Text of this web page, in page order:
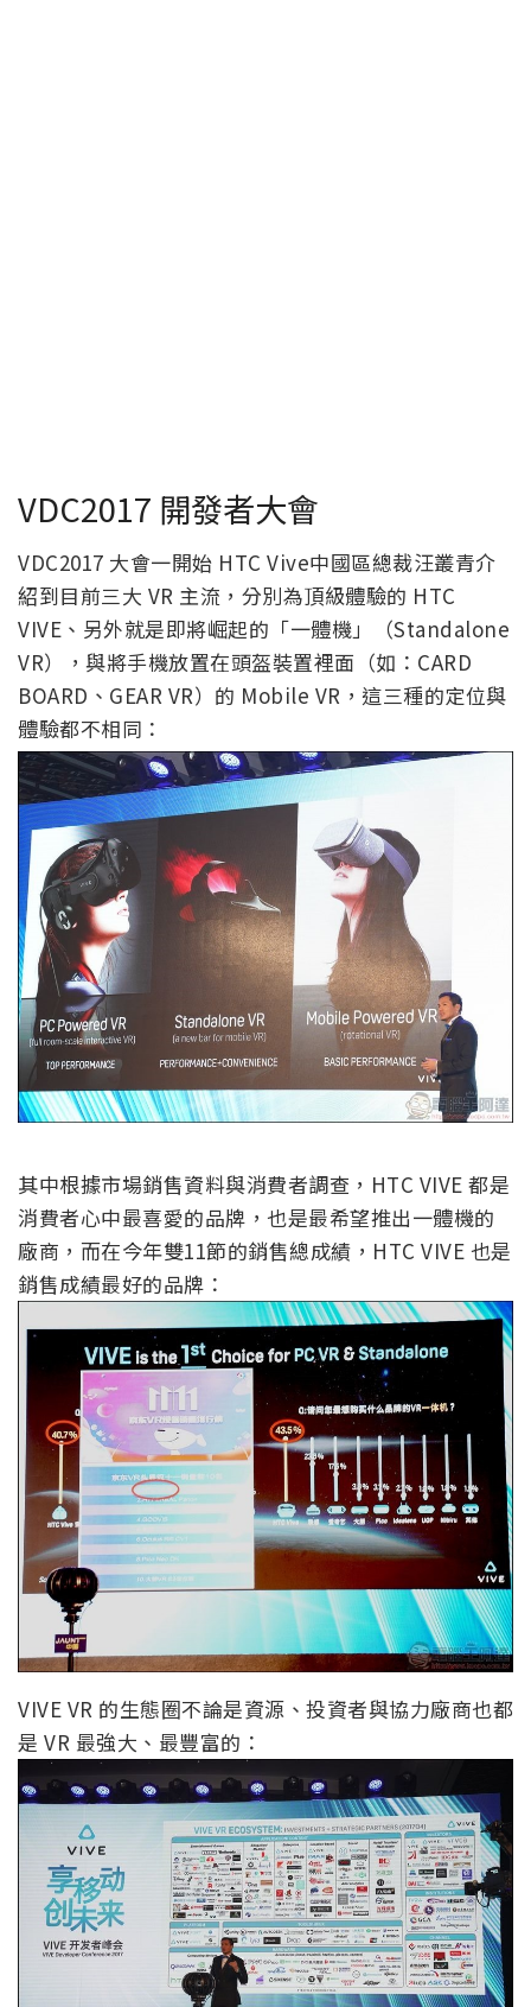
VDC2017 開發者大會
VDC2017 大會一開始 HTC Vive中國區總裁汪叢青介
紹到目前三大 VR 主流，分別為頂級體驗的 HTC
VIVE、另外就是即將崛起的「一體機」（Standalone
VR），與將手機放置在頭盔裝置裡面（如：CARD
BOARD、GEAR VR）的 Mobile VR，這三種的定位與
體驗都不相同：
其中根據市場銷售資料與消費者調查，HTC VIVE 都是
消費者心中最喜愛的品牌，也是最希望推出一體機的
廠商，而在今年雙11節的銷售總成績，HTC VIVE 也是
銷售成績最好的品牌：
VIVE VR 的生態圈不論是資源、投資者與協力廠商也都
是 VR 最強大、最豐富的：